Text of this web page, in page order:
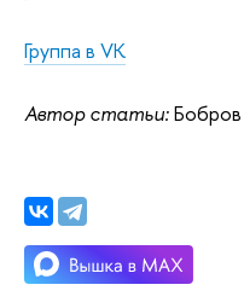
Группа в VK
Автор статьи: